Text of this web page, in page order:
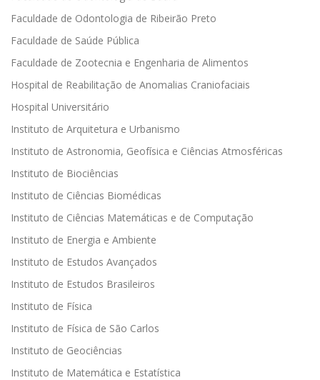
Faculdade de Odontologia de Ribeirão Preto
Faculdade de Saúde Pública
Faculdade de Zootecnia e Engenharia de Alimentos
Hospital de Reabilitação de Anomalias Craniofaciais
Hospital Universitário
Instituto de Arquitetura e Urbanismo
Instituto de Astronomia, Geofísica e Ciências Atmosféricas
Instituto de Biociências
Instituto de Ciências Biomédicas
Instituto de Ciências Matemáticas e de Computação
Instituto de Energia e Ambiente
Instituto de Estudos Avançados
Instituto de Estudos Brasileiros
Instituto de Física
Instituto de Física de São Carlos
Instituto de Geociências
Instituto de Matemática e Estatística